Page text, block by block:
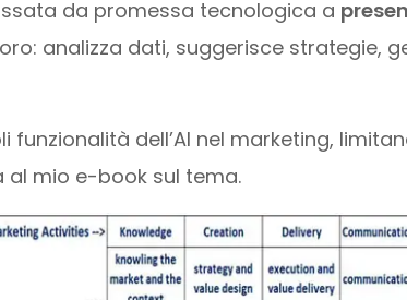
da promessa tecnologica a
analizza dati, suggerisce strategie,
funzionalità dell’AI nel marketing,
mio e-book sul tema.